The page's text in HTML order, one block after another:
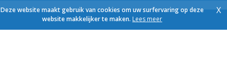
Deze website maakt gebruik van cookies om uw surfervaring op deze
website makkelijker te maken. Lees meer
X